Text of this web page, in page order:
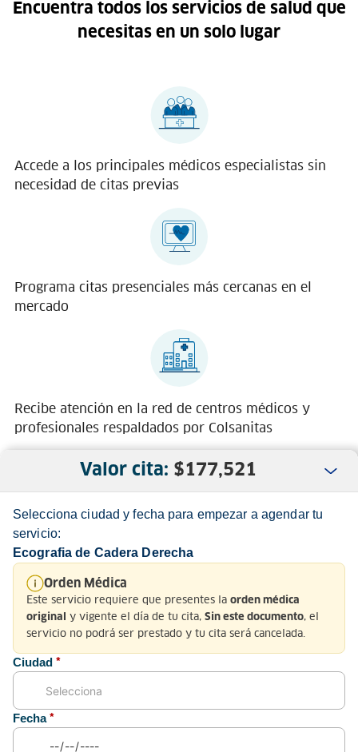
Valor cita: $177,521
Selecciona ciudad y fecha para empezar a agendar tu
servicio:
Ecografia de Cadera Derecha
Orden Médica
Este servicio requiere que presentes la orden médica
original
y vigente el día de tu cita, Sin este documento, el
servicio no podrá ser prestado y tu cita será cancelada.
Ciudad *
Fecha *
Encuentra todos los servicios de salud que
necesitas en un solo lugar
Accede a los principales médicos especialistas sin
necesidad de citas previas
Programa citas presenciales más cercanas en el
mercado
Recibe atención en la red de centros médicos y
profesionales respaldados por Colsanitas
Servicio al Cliente
Normatividad